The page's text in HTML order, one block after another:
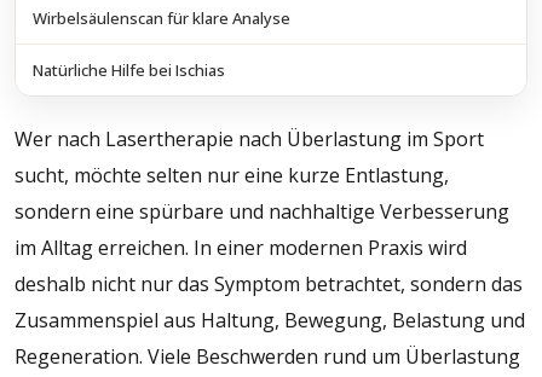
Wirbelsäulenscan für klare Analyse
Natürliche Hilfe bei Ischias
Wer nach Lasertherapie nach Überlastung im Sport
sucht, möchte selten nur eine kurze Entlastung,
sondern eine spürbare und nachhaltige Verbesserung
im Alltag erreichen. In einer modernen Praxis wird
deshalb nicht nur das Symptom betrachtet, sondern das
Zusammenspiel aus Haltung, Bewegung, Belastung und
Regeneration. Viele Beschwerden rund um Überlastung